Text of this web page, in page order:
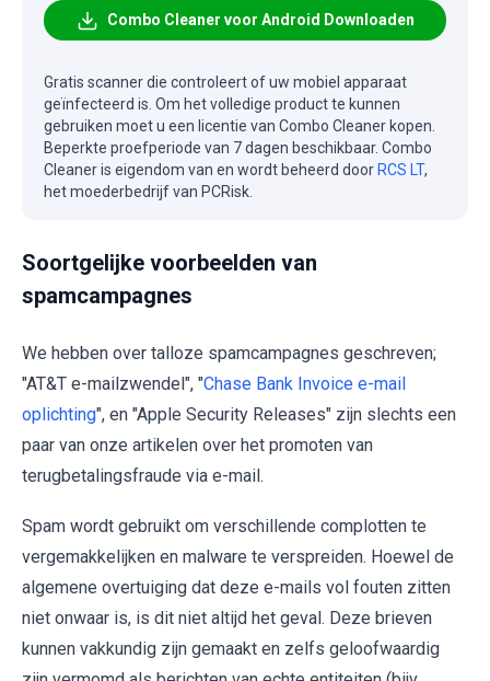
Combo Cleaner voor Android Downloaden
Gratis scanner die controleert of uw mobiel apparaat
geïnfecteerd is. Om het volledige product te kunnen
gebruiken moet u een licentie van Combo Cleaner kopen.
Beperkte proefperiode van 7 dagen beschikbaar. Combo
Cleaner is eigendom van en wordt beheerd door RCS LT,
het moederbedrijf van PCRisk.
Soortgelijke voorbeelden van
spamcampagnes
We hebben over talloze spamcampagnes geschreven;
"AT&T e-mailzwendel", "Chase Bank Invoice e-mail
oplichting", en "Apple Security Releases" zijn slechts een
paar van onze artikelen over het promoten van
terugbetalingsfraude via e-mail.
Spam wordt gebruikt om verschillende complotten te
vergemakkelijken en malware te verspreiden. Hoewel de
algemene overtuiging dat deze e-mails vol fouten zitten
niet onwaar is, is dit niet altijd het geval. Deze brieven
kunnen vakkundig zijn gemaakt en zelfs geloofwaardig